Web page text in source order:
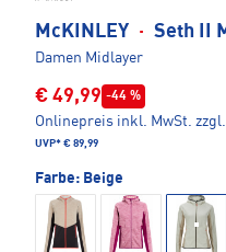
McKINLEY · Seth II
Damen Midlayer
€ 49,99 -44 %
Onlinepreis inkl. MwSt. zzgl.
UVP* € 89,99
Farbe: Beige